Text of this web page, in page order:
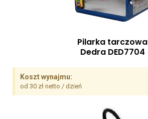
Pilarka tarczowa
Dedra DED7704
Koszt wynajmu:
od 30 zł netto / dzień